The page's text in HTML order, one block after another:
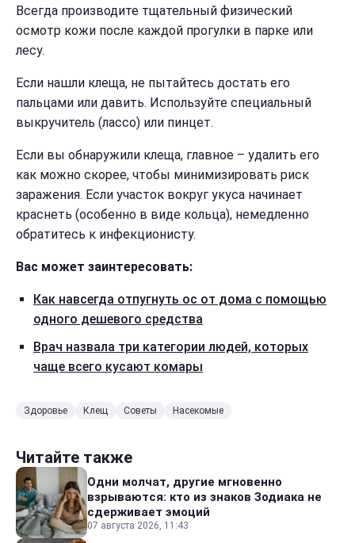
Всегда производите тщательный физический
осмотр кожи после каждой прогулки в парке или
лесу.
Если нашли клеща, не пытайтесь достать его
пальцами или давить. Используйте специальный
выкручитель (лассо) или пинцет.
Если вы обнаружили клеща, главное – удалить его
как можно скорее, чтобы минимизировать риск
заражения. Если участок вокруг укуса начинает
краснеть (особенно в виде кольца), немедленно
обратитесь к инфекционисту.
Вас может заинтересовать:
Как навсегда отпугнуть ос от дома с помощью
одного дешевого средства
Врач назвала три категории людей, которых
чаще всего кусают комары
Здоровье Клещ Советы Насекомые
Читайте также
Одни молчат, другие мгновенно
взрываются: кто из знаков Зодиака не
сдерживает эмоций
07 августа 2026, 11:43